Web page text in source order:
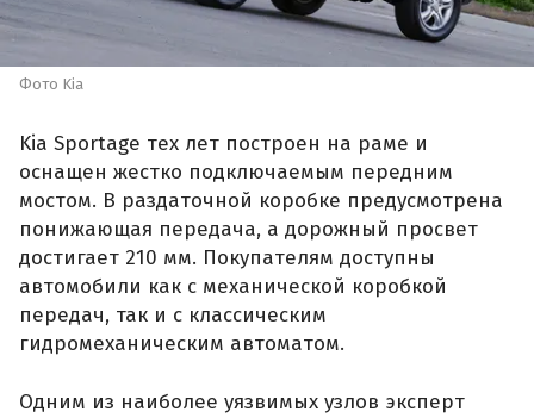
Фото Kia
Kia Sportage тех лет построен на раме и
оснащен жестко подключаемым передним
мостом. В раздаточной коробке предусмотрена
понижающая передача, а дорожный просвет
достигает 210 мм. Покупателям доступны
автомобили как с механической коробкой
передач, так и с классическим
гидромеханическим автоматом.
Одним из наиболее уязвимых узлов эксперт